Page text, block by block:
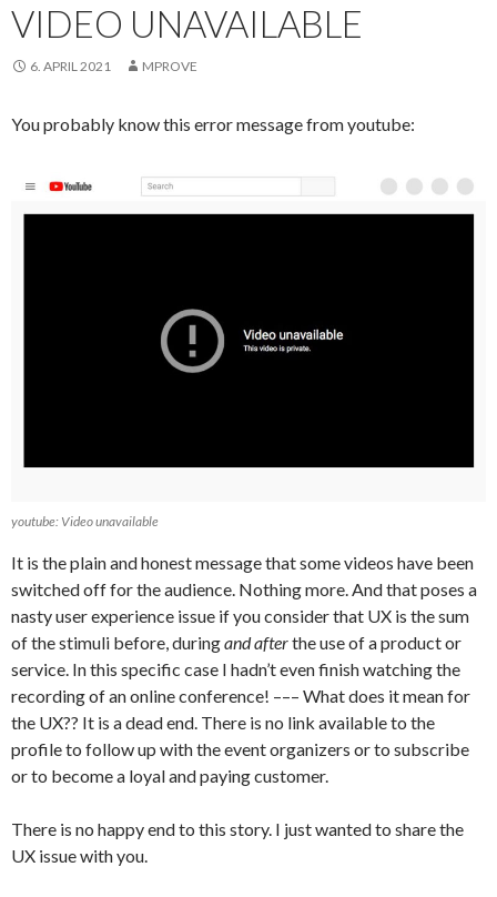
VIDEO UNAVAILABLE
6. APRIL 2021 MPROVE
You probably know this error message from youtube:
youtube: Video unavailable
It is the plain and honest message that some videos have been
switched off for the audience. Nothing more. And that poses a
nasty user experience issue if you consider that UX is the sum
of the stimuli before, duringand afterthe use of a product or
service. In this specific case I hadn’t even finish watching the
recording of an online conference! ––– What does it mean for
the UX?? It is a dead end. There is no link available to the
profile to follow up with the event organizers or to subscribe
or to become a loyal and paying customer.
There is no happy end to this story. I just wanted to share the
UX issue with you.